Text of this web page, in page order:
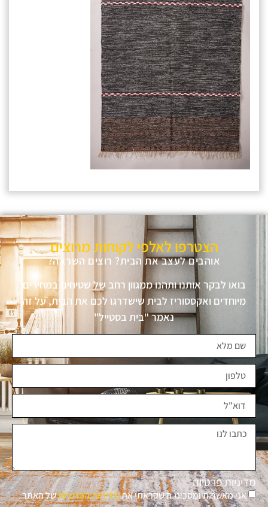
הצטרפו לאלפי לקוחות מרוצים
אוהבים לעצב את הבית? רוצים השראה?
בואו לבקר אותנו ותהנו ממגוון רחב של שטיחים במחירים
מיוחדים ואקססוריז לבית שישדרגו לכם את הבית, על זה
נאמר "בית בסטייל"
מדיניות פרטיות
אני מאשר.ת ומסכימ.ה שקראתי אתמדיניות הפרטיותשל האתר